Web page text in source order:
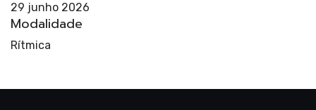
29 junho 2026
Modalidade
Rítmica